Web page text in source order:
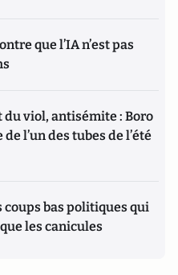
que l’IA n’est pas
viol, antisémite : Boro
l’un des tubes de l’été
bas politiques qui
les canicules